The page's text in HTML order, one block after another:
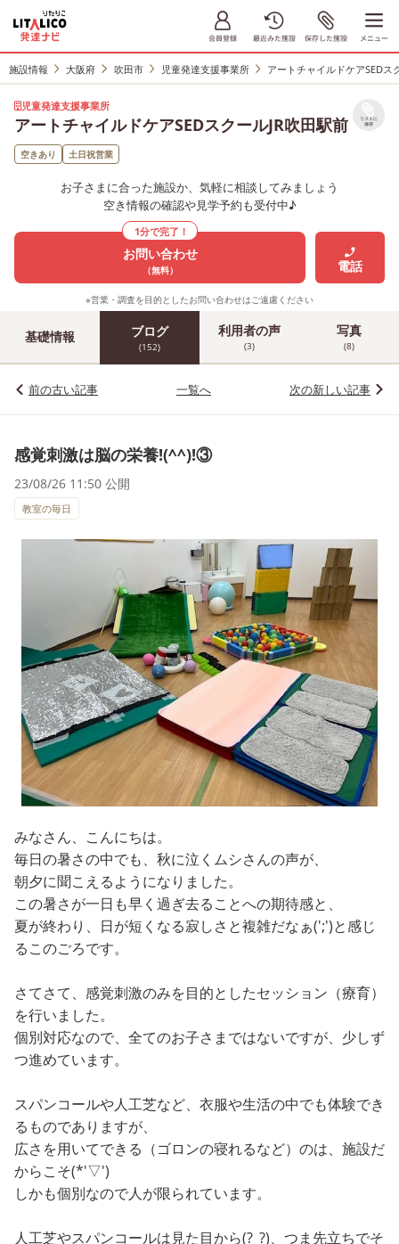
施設情報 大阪府 吹田市 児童発達支援事業所 アートチャイルドケアSEDス
児童発達支援事業所
アートチャイルドケアSEDスクールJR吹田駅前 リストに
保存
空きあり 土日祝営業
お子さまに合った施設か、気軽に相談してみましょう
空き情報の確認や見学予約も受付中♪
1分で完了！
お問い合わせ
（無料） 電話
※営業・調査を目的としたお問い合わせはご遠慮ください
基礎情報 ブログ
(152)
利用者の声
(3)
写真
(8)
前の古い記事 一覧へ 次の新しい記事
感覚刺激は脳の栄養!(^^)!③
23/08/26 11:50 公開
教室の毎日
みなさん、こんにちは。
毎日の暑さの中でも、秋に泣くムシさんの声が、
朝夕に聞こえるようになりました。
この暑さが一日も早く過ぎ去ることへの期待感と、
夏が終わり、日が短くなる寂しさと複雑だなぁ(';')と感じ
るこのごろです。
さてさて、感覚刺激のみを目的としたセッション（療育）
を行いました。
個別対応なので、全てのお子さまではないですが、少しず
つ進めています。
スパンコールや人工芝など、衣服や生活の中でも体験でき
るものでありますが、
広さを用いてできる（ゴロンの寝れるなど）のは、施設だ
からこそ(*'▽')
しかも個別なので人が限られています。
人工芝やスパンコールは見た目から(?_?)、つま先立ちでそ